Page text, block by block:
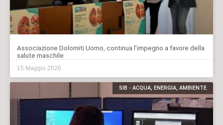
Associazione Dolomiti Uomo, continua l’impegno a favore della
salute maschile
15 Maggio 2026
SIB - ACQUA, ENERGIA, AMBIENTE